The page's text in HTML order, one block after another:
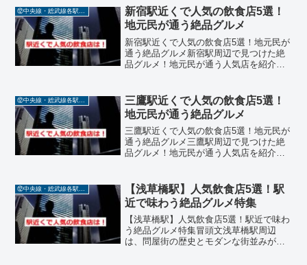
な吉祥寺には、地元民に愛される名店が
数多く存在します。今回...
⑫中央線・総武線各駅停車
新宿駅近くで人気の飲食店5選！
地元民が通う絶品グルメ
新宿駅近くで人気の飲食店5選！地元民が
通う絶品グルメ新宿駅周辺で見つけた絶
品グルメ！地元民が通う人気店を紹介新
宝庫としても知られています。ラーメ
ン、イタリアン、しゃぶし...
三鷹駅近くで人気の飲食店5選！
地元民が通う絶品グルメ
三鷹駅近くで人気の飲食店5選！地元民が
通う絶品グルメ三鷹駅周辺で見つけた絶
品グルメ！地元民が通う人気店を紹介三
飲食店が集まっています。地元の人々に
愛され、口コミ評価も高...
【浅草橋駅】人気飲食店5選！駅
近で味わう絶品グルメ特集
【浅草橋駅】人気飲食店5選！駅近で味わ
う絶品グルメ特集冒頭文浅草橋駅周辺
は、問屋街の歴史とモダンな街並みが融